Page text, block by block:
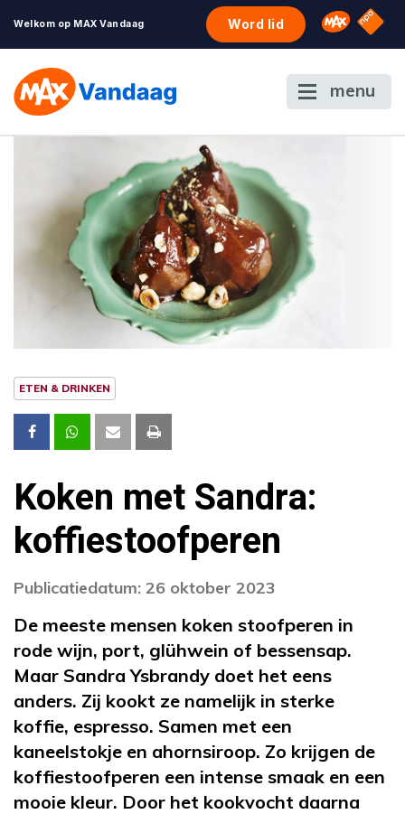
Welkom op MAX Vandaag Word lid Omroep
NPO
menu
ETEN & DRINKEN
Koken met Sandra:
koffiestoofperen
Publicatiedatum: 26 oktober 2023
De meeste mensen koken stoofperen in
rode wijn, port, glühwein of bessensap.
Maar Sandra Ysbrandy doet het eens
anders. Zij kookt ze namelijk in sterke
koffie, espresso. Samen met een
kaneelstokje en ahornsiroop. Zo krijgen de
koffiestoofperen een intense smaak en een
mooie kleur. Door het kookvocht daarna